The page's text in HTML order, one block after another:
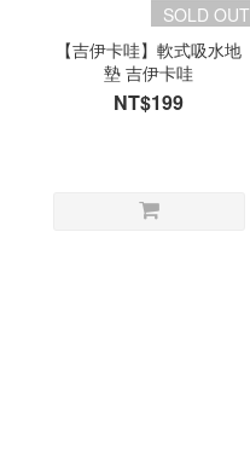
SOLD OUT
【吉伊卡哇】軟式吸水地
墊 吉伊卡哇
NT$199